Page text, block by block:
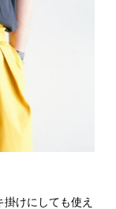
けにしても使え